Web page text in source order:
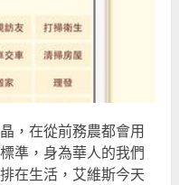
，在從前務農都會用
準，身為華人的我們
在生活，艾維斯今天